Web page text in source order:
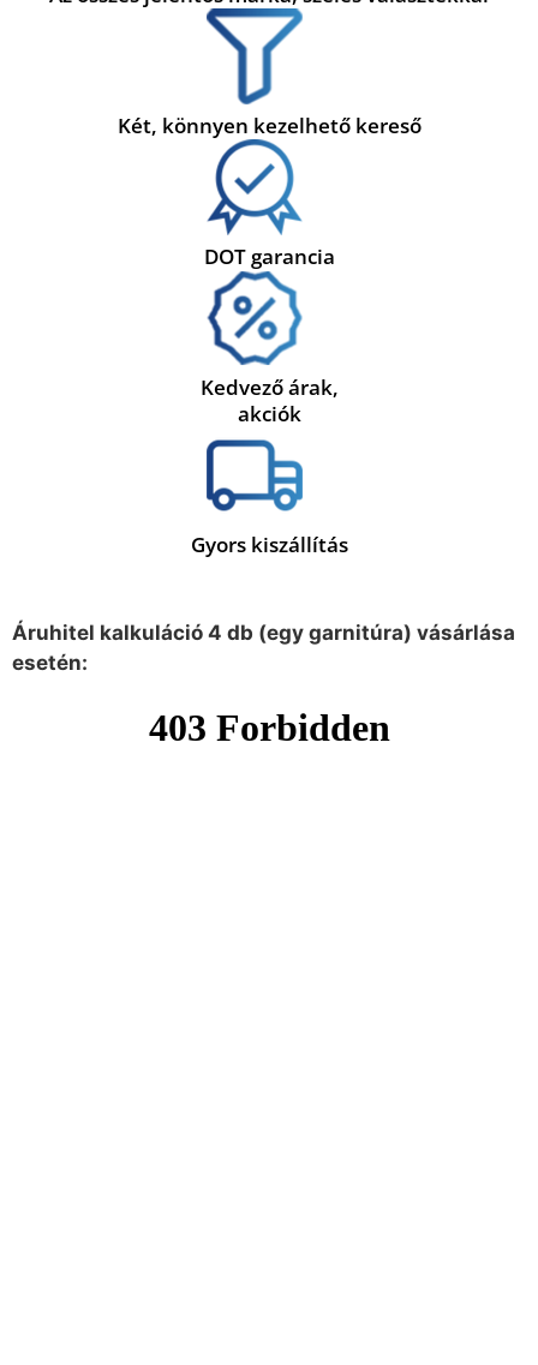
Két, könnyen kezelhető kereső
DOT garancia
Kedvező árak,
akciók
Gyors kiszállítás
Áruhitel kalkuláció 4 db (egy garnitúra) vásárlása
esetén: